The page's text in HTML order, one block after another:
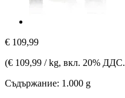
€ 109,99
(€ 109,99 / kg, вкл. 20% ДДС.
Съдържание: 1.000 g